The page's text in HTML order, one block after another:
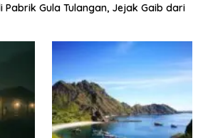
Pabrik Gula Tulangan, Jejak Gaib dari